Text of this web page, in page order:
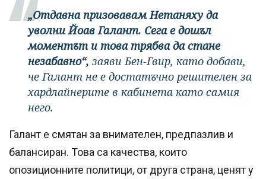
„Отдавна призовавам Нетаняху да
уволни Йоав Галант. Сега е дошъл
моментът и това трябва да стане
незабавно“, заяви Бен-Гвир, като добави,
че Галант не е достатъчно решителен за
хардлайнерите в кабинета като самия
него.
Галант е смятан за внимателен, предпазлив и
балансиран. Това са качества, които
опозиционните политици, от друга страна, ценят у